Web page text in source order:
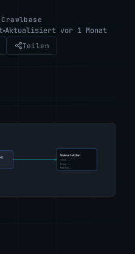
Aktualisiert vor 1 Monat
Teilen